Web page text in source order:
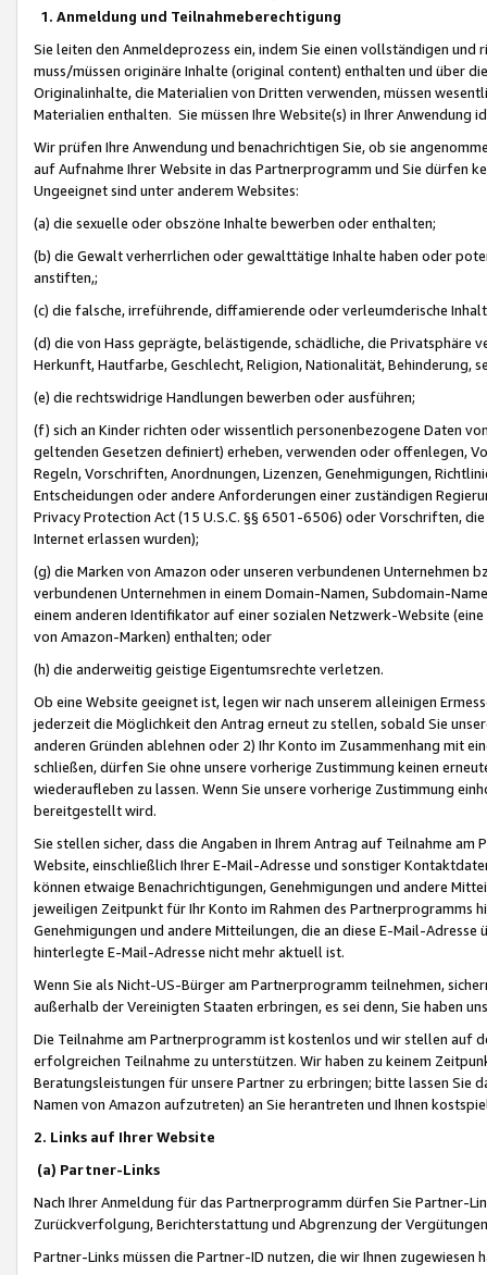
1. Anmeldung und Teilnahmeberechtigung
Sie leiten den Anmeldeprozess ein, indem Sie einen vollständigen
muss/müssen originäre Inhalte (original content) enthalten und über
Originalinhalte, die Materialien von Dritten verwenden, müssen
Materialien enthalten. Sie müssen Ihre Website(s) in Ihrer Anwendung
Wir prüfen Ihre Anwendung und benachrichtigen Sie, ob sie
auf Aufnahme Ihrer Website in das Partnerprogramm und Sie dürfen
Ungeeignet sind unter anderem Websites:
(a) die sexuelle oder obszöne Inhalte bewerben oder enthalten;
(b) die Gewalt verherrlichen oder gewalttätige Inhalte haben oder
anstiften,;
(c) die falsche, irreführende, diffamierende oder verleumderische
(d) die von Hass geprägte, belästigende, schädliche, die Privatsphäre
Herkunft, Hautfarbe, Geschlecht, Religion, Nationalität, Behinderung,
(e) die rechtswidrige Handlungen bewerben oder ausführen;
(f) sich an Kinder richten oder wissentlich personenbezogene Daten
geltenden Gesetzen definiert) erheben, verwenden oder offenlegen,
Regeln, Vorschriften, Anordnungen, Lizenzen, Genehmigungen,
Entscheidungen oder andere Anforderungen einer zuständigen
Privacy Protection Act (15 U.S.C. §§ 6501-6506) oder Vorschriften,
Internet erlassen wurden);
(g) die Marken von Amazon oder unseren verbundenen Unternehmen
verbundenen Unternehmen in einem Domain-Namen, Subdomain-
einem anderen Identifikator auf einer sozialen Netzwerk-Website
von Amazon-Marken) enthalten; oder
(h) die anderweitig geistige Eigentumsrechte verletzen.
Ob eine Website geeignet ist, legen wir nach unserem alleinigen
jederzeit die Möglichkeit den Antrag erneut zu stellen, sobald Sie
anderen Gründen ablehnen oder 2) Ihr Konto im Zusammenhang mit
schließen, dürfen Sie ohne unsere vorherige Zustimmung keinen
wiederaufleben zu lassen. Wenn Sie unsere vorherige Zustimmung
bereitgestellt wird.
Sie stellen sicher, dass die Angaben in Ihrem Antrag auf Teilnahme
Website, einschließlich Ihrer E-Mail-Adresse und sonstiger
können etwaige Benachrichtigungen, Genehmigungen und andere
jeweiligen Zeitpunkt für Ihr Konto im Rahmen des Partnerprogramms
Genehmigungen und andere Mitteilungen, die an diese E-Mail-
hinterlegte E-Mail-Adresse nicht mehr aktuell ist.
Wenn Sie als Nicht-US-Bürger am Partnerprogramm teilnehmen,
außerhalb der Vereinigten Staaten erbringen, es sei denn, Sie haben
Die Teilnahme am Partnerprogramm ist kostenlos und wir stellen auf
erfolgreichen Teilnahme zu unterstützen. Wir haben zu keinem
Beratungsleistungen für unsere Partner zu erbringen; bitte lassen Sie
Namen von Amazon aufzutreten) an Sie herantreten und Ihnen
2. Links auf Ihrer Website
(a) Partner-Links
Nach Ihrer Anmeldung für das Partnerprogramm dürfen Sie Partner-
Zurückverfolgung, Berichterstattung und Abgrenzung der
Partner-Links müssen die Partner-ID nutzen, die wir Ihnen zugewiesen